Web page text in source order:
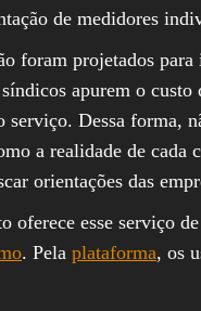
de medidores
foram projetados
apurem o
serviço. Dessa forma,
a realidade de
orientações das
oferece esse serviço
. Pela plataforma, os